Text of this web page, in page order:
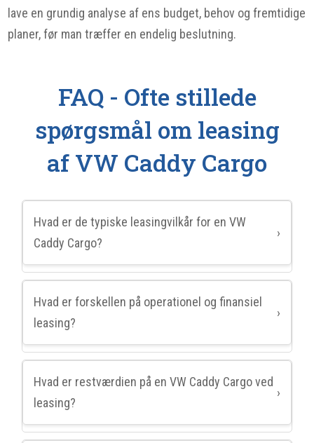
lave en grundig analyse af ens budget, behov og fremtidige
planer, før man træffer en endelig beslutning.
FAQ - Ofte stillede
spørgsmål om leasing
af VW Caddy Cargo
Hvad er de typiske leasingvilkår for en VW
Caddy Cargo?
›
Hvad er forskellen på operationel og finansiel
leasing?
›
Hvad er restværdien på en VW Caddy Cargo ved
leasing?
›